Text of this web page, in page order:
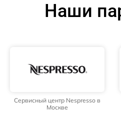
Наши
Сервисный центр Nespresso в
Москве